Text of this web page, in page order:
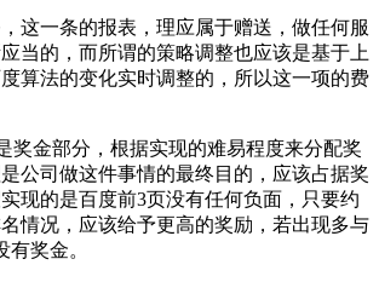
一条的报表，理应属于赠送，做任何服
当的，而所谓的策略调整也应该是基于上
算法的变化实时调整的，所以这一项的费
金部分，根据实现的难易程度来分配奖
公司做这件事情的最终目的，应该占据奖
现的是百度前3页没有任何负面，只要约
情况，应该给予更高的奖励，若出现多与
奖金。